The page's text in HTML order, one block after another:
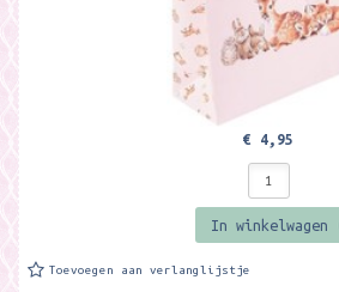
€ 4,95
In winkelwagen
Toevoegen aan verlanglijstje